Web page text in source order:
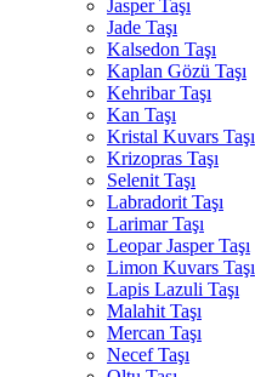
Jasper Taşı
Jade Taşı
Kalsedon Taşı
Kaplan Gözü Taşı
Kehribar Taşı
Kan Taşı
Kristal Kuvars Taşı
Krizopras Taşı
Selenit Taşı
Labradorit Taşı
Larimar Taşı
Leopar Jasper Taşı
Limon Kuvars Taşı
Lapis Lazuli Taşı
Malahit Taşı
Mercan Taşı
Necef Taşı